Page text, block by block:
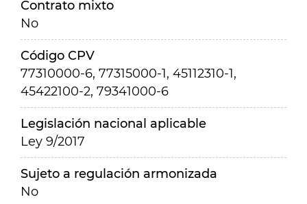
Contrato mixto
No
Código CPV
77310000-6, 77315000-1, 45112310-1,
45422100-2, 79341000-6
Legislación nacional aplicable
Ley 9/2017
Sujeto a regulación armonizada
No